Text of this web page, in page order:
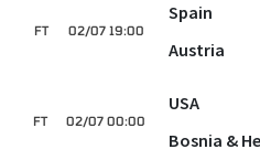
02/07 19:00
FT
Spain
Austria
02/07 00:00
FT
USA
Bosnia &